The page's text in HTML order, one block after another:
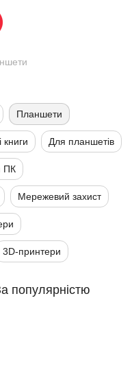
Планшети
книги Для планшетів
ПК
Мережевий захист
3D-принтери
популярністю